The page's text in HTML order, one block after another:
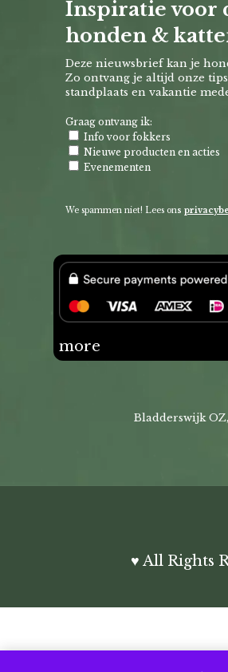
Inspiratie voor
honden &
Deze nieuwsbrief kan je
Zo ontvang je altijd onze
standplaats en vakantie
Graag ontvang ik:
Info voor fokkers
Nieuwe producten en acties
Evenementen
We spammen niet! Lees ons
more
Bladderswijk
♥ All Rights